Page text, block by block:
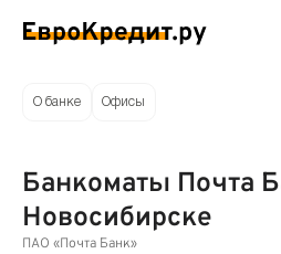
О банке Офисы
Банкоматы Почта
Новосибирске
ПАО «Почта Банк»